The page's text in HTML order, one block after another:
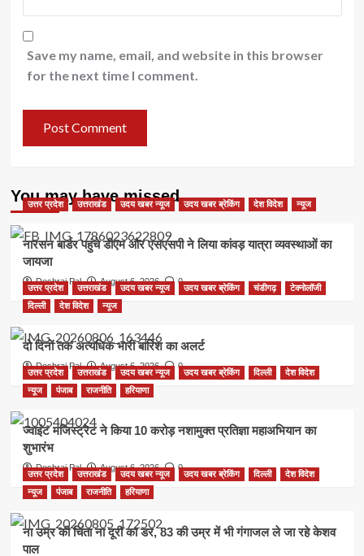
Save my name, email, and website in this browser
for the next time I comment.
You may have missed
उत्तर प्रदेश उत्तराखंड उदय खबर न्यूज उदय खबर ब्रेकिंग देश विदेश न्यूज
नारसन बार्डर पहुंचे डीएम और एसएसपी ने लिया कांवड़ यात्रा व्यवस्थाओं का
जायजा
Deshraj Pal August 6, 2026 0
उत्तर प्रदेश उत्तराखंड उदय खबर न्यूज उदय खबर ब्रेकिंग चंडीगढ़
टेक्नोलॉजी
दिल्ली
देश विदेश न्यूज
दो दिनों तक अत्यधिक भारी बारिश का अलर्ट
Deshraj Pal August 6, 2026 0
उत्तर प्रदेश उत्तराखंड उदय खबर न्यूज उदय खबर ब्रेकिंग दिल्ली
देश विदेश
न्यूज
पंजाब राजनीति हरियाणा
ज्वाइंट मजिस्ट्रेट ने किया 10 करोड़ नशामुक्त प्रतिज्ञा महाअभियान का
शुभारंभ
Deshraj Pal August 6, 2026 0
उत्तर प्रदेश उत्तराखंड उदय खबर न्यूज उदय खबर ब्रेकिंग दिल्ली
देश विदेश
न्यूज
पंजाब राजनीति हरियाणा
ना उम्र की चिंता ना दूरी का डर, 83 की उम्र में भी गंगाजल ले जा रहे केशव
पाल